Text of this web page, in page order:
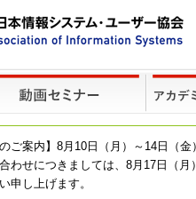
のご案内】8月10日（月）～14日（
わせにつきましては、8月17日（
申し上げます。